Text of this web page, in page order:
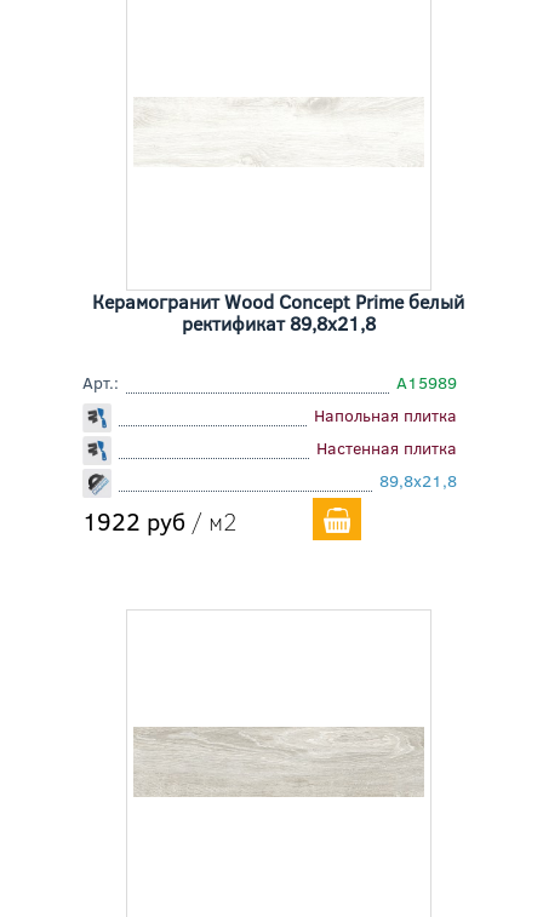
Керамогранит Wood Concept Prime белый
ректификат 89,8x21,8
Арт.:
A15989
Напольная плитка
Настенная плитка
89,8x21,8
1922 руб / м2